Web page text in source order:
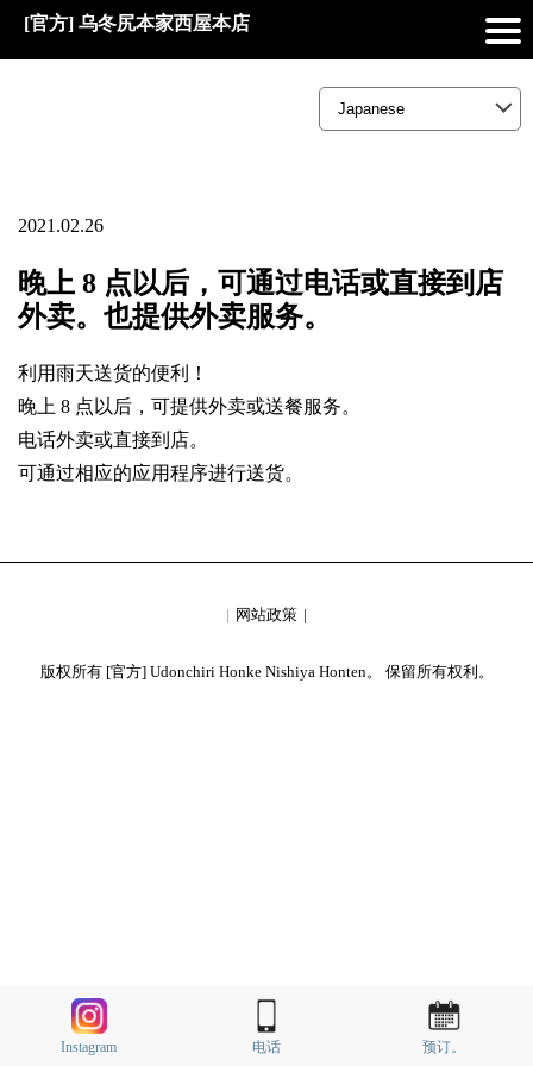
[官方] 乌冬尻本家西屋本店
2021.02.26
晚上 8 点以后，可通过电话或直接到店
外卖。也提供外卖服务。
利用雨天送货的便利！
晚上 8 点以后，可提供外卖或送餐服务。
电话外卖或直接到店。
可通过相应的应用程序进行送货。
网站政策
版权所有 [官方] Udonchiri Honke Nishiya Honten。 保留所有权利。
Instagram 电话 预订。